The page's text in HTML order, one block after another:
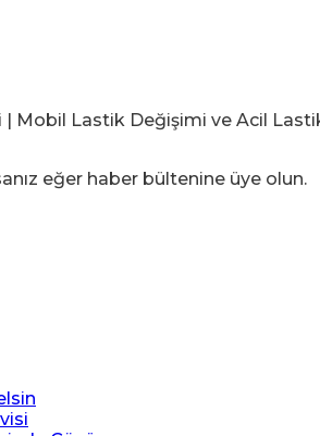
eğer haber bültenine üye olun.